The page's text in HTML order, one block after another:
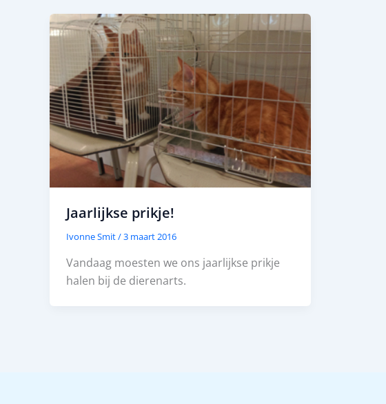
Jaarlijkse prikje!
Ivonne Smit/3 maart 2016
Vandaag moesten we ons jaarlijkse prikje
halen bij de dierenarts.